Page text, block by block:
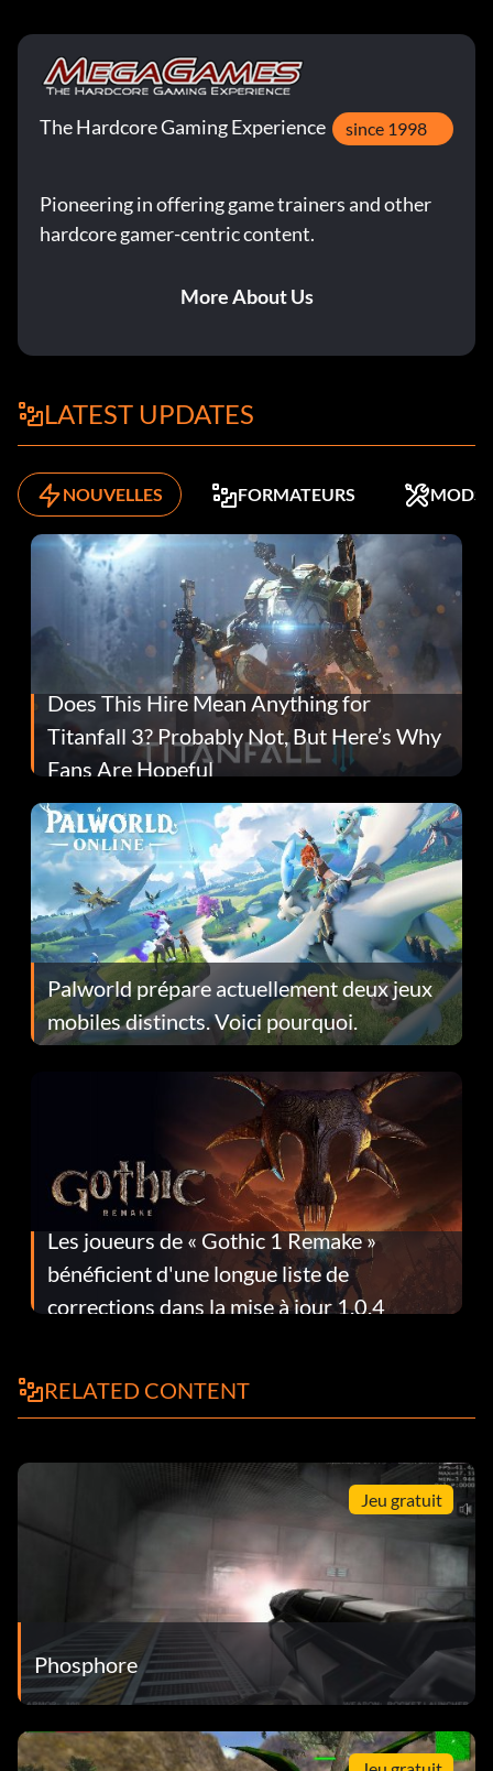
The Hardcore Gaming Experience since 1998
Pioneering in offering game trainers and other
hardcore gamer-centric content.
More About Us
LATEST UPDATES
NOUVELLES FORMATEURS MODS
Does This Hire Mean Anything for
Titanfall 3? Probably Not, But Here’s Why
Fans Are Hopeful
Palworld prépare actuellement deux jeux
mobiles distincts. Voici pourquoi.
Les joueurs de « Gothic 1 Remake »
bénéficient d'une longue liste de
corrections dans la mise à jour 1.0.4
RELATED CONTENT
Jeu gratuit
Phosphore